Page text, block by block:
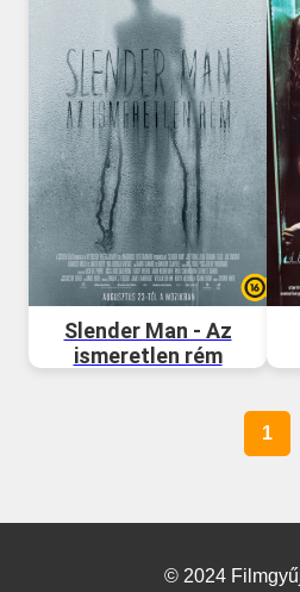
Slender Man - Az
ismeretlen rém
1
© 2024